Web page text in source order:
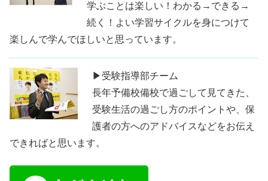
学ぶことは楽しい！わかる→できる→
続く！よい学習サイクルを身につけて
楽しんで学んでほしいと思っています。
▶受験指導部チーム
長年予備校備校で過ごして見てきた、
受験生活の過ごし方のポイントや、保
護者の方へのアドバイスなどをお伝え
できればと思います。